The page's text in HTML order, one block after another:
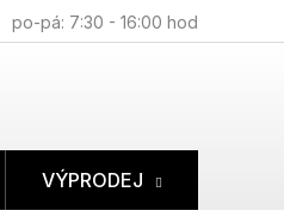
VÝPRODEJ